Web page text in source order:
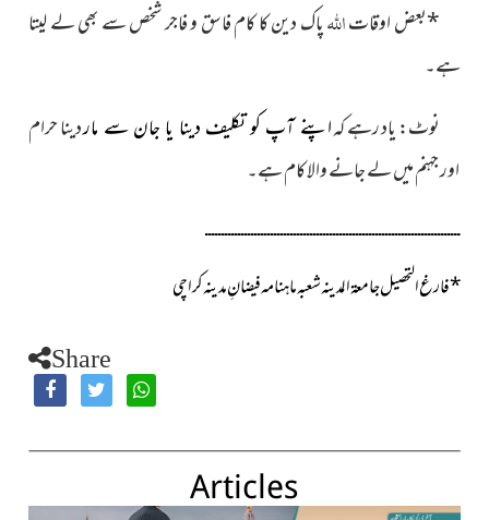
*بعض اوقاتاللہپاک دین کا کام فاسق و فاجر شخص سے بھی لے لیتا
ہے۔
نوٹ: یاد رہے کہاپنے آپ کو تکلیف دینا یا جان سے ماردینا حرام
اور جہنم میں لے جانے والا کام ہے۔
ــــــــــــــــــــــــــــــــــــــــــــــــــــــــــــــــــــــــــــــ
*فارغ التحصیل جامعۃ المدینہ شعبہ ماہنامہ فیضانِ مدینہ کراچی
Share
Articles